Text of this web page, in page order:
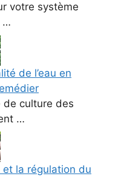
votre système
…
de l’eau en
de culture des
…
la régulation du